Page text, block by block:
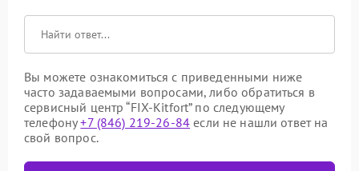
Вы можете ознакомиться с приведенными ниже
часто задаваемыми вопросами, либо обратиться в
сервисный центр “FIX-Kitfort” по следующему
телефону+7 (846) 219-26-84 если не нашли ответ на
свой вопрос.